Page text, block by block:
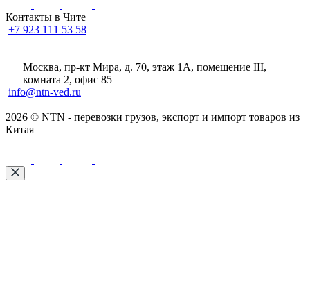
Контакты в Чите
+7 923 111 53 58
Москва, пр-кт Мира, д. 70, этаж 1А, помещение III,
комната 2, офис 85
info@ntn-ved.ru
2026 © NTN - перевозки грузов, экспорт и импорт товаров из
Китая